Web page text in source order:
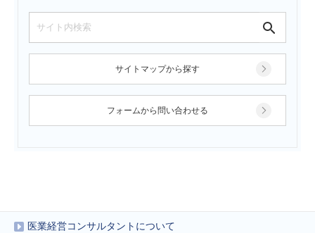
サイトマップから探す
フォームから問い合わせる
医業経営コンサルタントについて